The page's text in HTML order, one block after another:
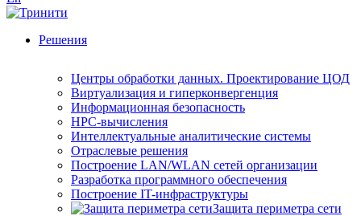
Решения
Центры обработки данных. Проектирование ЦОД
Виртуализация и гиперконвергенция
Информационная безопасность
HPC-вычисления
Интеллектуальные аналитические системы
Отраслевые решения
Построение LAN/WLAN сетей организации
Разработка программного обеспечения
Построение IT-инфраструктуры
Защита периметра сети